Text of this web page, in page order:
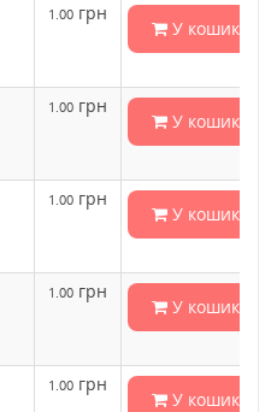
1.00 грн
У кошик
1.00 грн
У кошик
1.00 грн
У кошик
1.00 грн
У кошик
1.00 грн
У кошик